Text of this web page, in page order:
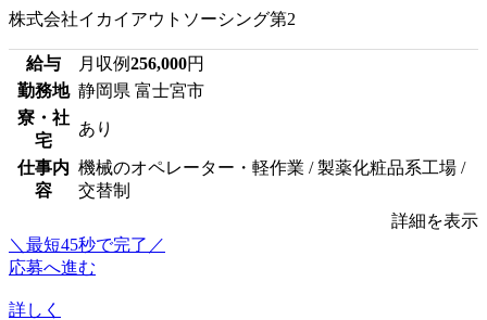
株式会社イカイアウトソーシング第2
給与 月収例256,000円
勤務地 静岡県 富士宮市
寮・社
宅
あり
仕事内
容
機械のオペレーター・軽作業 / 製薬化粧品系工場 /
交替制
詳細を表示
＼最短45秒で完了／
応募へ進む
詳しく